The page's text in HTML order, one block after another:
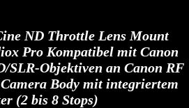
ND Throttle Lens Mount
Pro Kompatibel mit Canon
SLR-Objektiven an Canon RF
Body mit integriertem
(2 bis 8 Stops)